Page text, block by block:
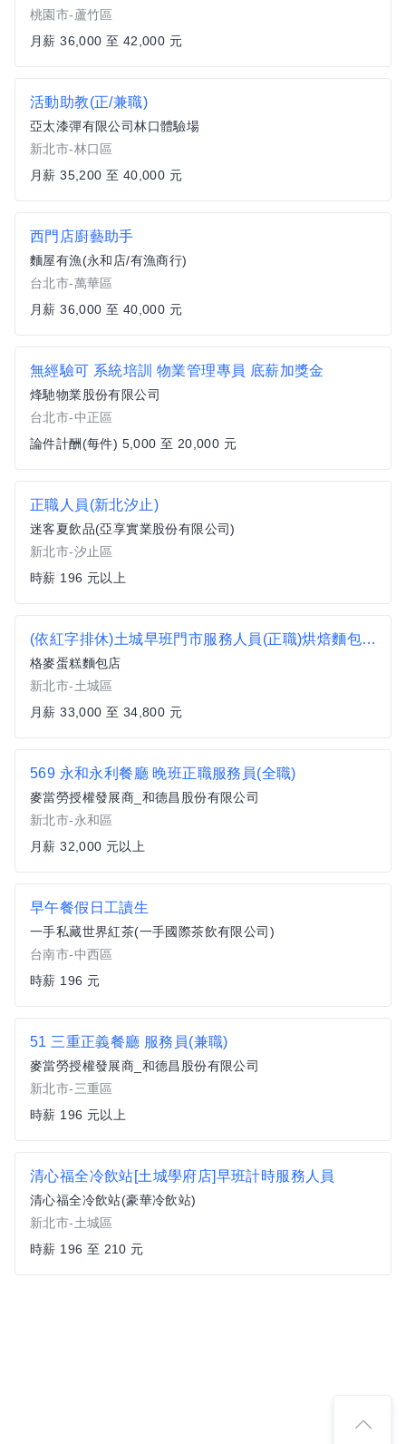
桃園市-蘆竹區
月薪 36,000 至 42,000 元
活動助教(正/兼職)
亞太漆彈有限公司林口體驗場
新北市-林口區
月薪 35,200 至 40,000 元
西門店廚藝助手
麵屋有漁(永和店/有漁商行)
台北市-萬華區
月薪 36,000 至 40,000 元
無經驗可 系統培訓 物業管理專員 底薪加獎金
烽馳物業股份有限公司
台北市-中正區
論件計酬(每件) 5,000 至 20,000 元
正職人員(新北汐止)
迷客夏飲品(亞享實業股份有限公司)
新北市-汐止區
時薪 196 元以上
(依紅字排休)土城早班門市服務人員(正職)烘焙麵包店-/門市人員/門市店員
格麥蛋糕麵包店
新北市-土城區
月薪 33,000 至 34,800 元
569 永和永利餐廳 晚班正職服務員(全職)
麥當勞授權發展商_和德昌股份有限公司
新北市-永和區
月薪 32,000 元以上
早午餐假日工讀生
一手私藏世界紅茶(一手國際茶飲有限公司)
台南市-中西區
時薪 196 元
51 三重正義餐廳 服務員(兼職)
麥當勞授權發展商_和德昌股份有限公司
新北市-三重區
時薪 196 元以上
清心福全冷飲站[土城學府店]早班計時服務人員
清心福全冷飲站(豪華冷飲站)
新北市-土城區
時薪 196 至 210 元